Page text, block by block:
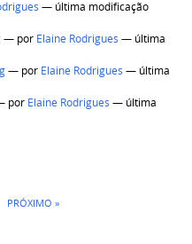
— última modificação
— por Elaine Rodrigues — última
— por Elaine Rodrigues — última
por Elaine Rodrigues — última
PRÓXIMO »